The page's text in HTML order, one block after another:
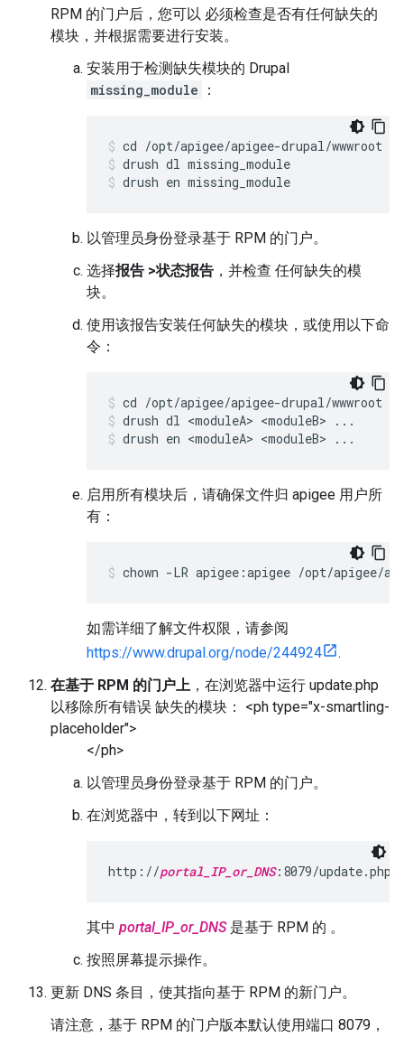
RPM 的门户后，您可以 必须检查是否有任何缺失的
模块，并根据需要进行安装。
安装用于检测缺失模块的 Drupal
missing_module
：
drush dl missing_module
drush en missing_module
以管理员身份登录基于 RPM 的门户。
选择报告 >状态报告 ，并检查 任何缺失的模
块。
使用该报告安装任何缺失的模块，或使用以下命
令：
drush dl <moduleA> <moduleB> ...
drush en <moduleA> <moduleB> ...
启用所有模块后，请确保文件归 apigee 用户所
有：
chown -LR apigee:apigee /opt/apigee/
如需详细了解文件权限，请参阅
https://www.drupal.org/node/244924
.
在基于 RPM 的门户上 ，在浏览器中运行 update.php
以移除所有错误 缺失的模块： <ph type="x-smartling-
placeholder">
</ph>
以管理员身份登录基于 RPM 的门户。
在浏览器中，转到以下网址：
http://portal_IP_or_DNS:8079/update.php
其中 portal_IP_or_DNS是基于 RPM 的 。
按照屏幕提示操作。
更新 DNS 条目，使其指向基于 RPM 的新门户。
请注意，基于 RPM 的门户版本默认使用端口 8079，